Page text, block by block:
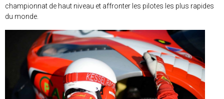
championnat de haut niveau et affronter les pilotes les plus rapides
du monde.